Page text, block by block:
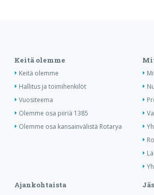
Keitä olemme
Keitä olemme
Hallitus ja toimihenkilöt
Vuositeema
Olemme osa piiriä 1385
Olemme osa kansainvälistä Rotarya
Ajankohtaista